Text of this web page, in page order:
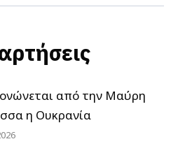
από την Μαύρη
η Ουκρανία